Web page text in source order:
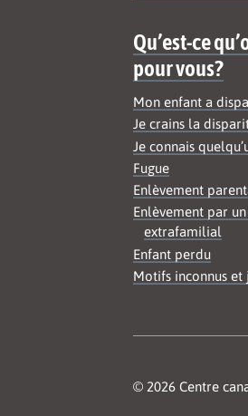
Qu’est-ce
pour vous?
Mon enfant a
Je crains la
Je connais
Fugue
Enlèvement
Enlèvement par
extrafamilial
Enfant perdu
Motifs inconnus et
© 2026 Centre